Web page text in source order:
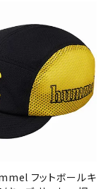
アクセサリー
フットボールキ